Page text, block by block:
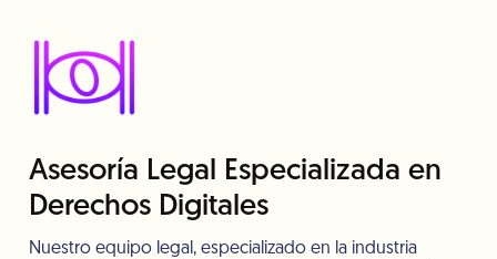
Asesoría Legal Especializada en
Derechos Digitales
Nuestro equipo legal, especializado en la industria